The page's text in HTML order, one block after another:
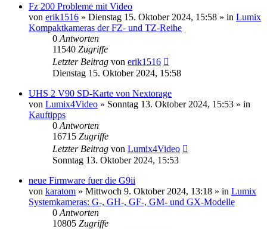
Fz 200 Probleme mit Video
von erik1516 » Dienstag 15. Oktober 2024, 15:58 » in Lumix
Kompaktkameras der FZ- und TZ-Reihe
0 Antworten
11540 Zugriffe
Letzter Beitrag von erik1516
Dienstag 15. Oktober 2024, 15:58
UHS 2 V90 SD-Karte von Nextorage
von Lumix4Video » Sonntag 13. Oktober 2024, 15:53 » in
Kauftipps
0 Antworten
16715 Zugriffe
Letzter Beitrag von Lumix4Video
Sonntag 13. Oktober 2024, 15:53
neue Firmware fuer die G9ii
von karatom » Mittwoch 9. Oktober 2024, 13:18 » in Lumix
Systemkameras: G-, GH-, GF-, GM- und GX-Modelle
0 Antworten
10805 Zugriffe